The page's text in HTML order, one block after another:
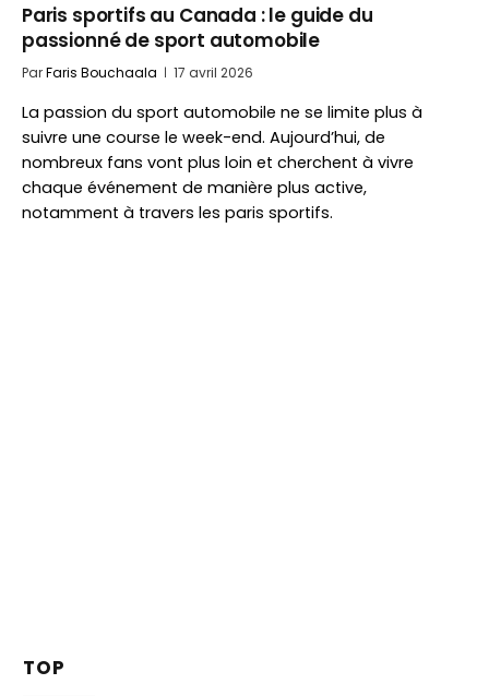
Paris sportifs au Canada : le guide du
passionné de sport automobile
ParFaris Bouchaala 17 avril 2026
La passion du sport automobile ne se limite plus à
suivre une course le week-end. Aujourd’hui, de
nombreux fans vont plus loin et cherchent à vivre
chaque événement de manière plus active,
notamment à travers les paris sportifs.
TOP